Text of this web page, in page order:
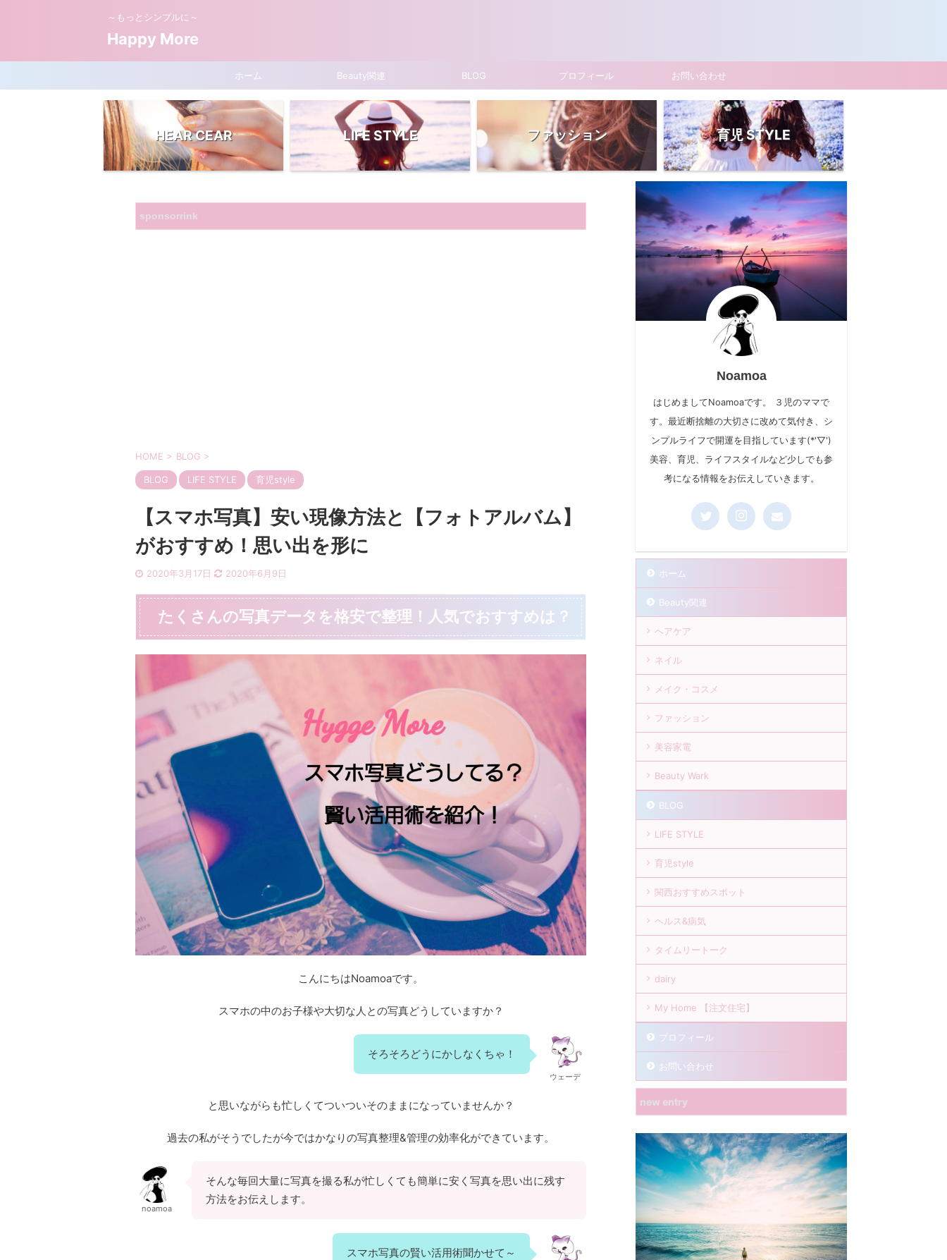
～もっとシンプルに～
Happy More
ホーム Beauty関連 BLOG プロフィール お問い合わせ
HEAR CEAR LIFE STYLE ファッション 育児 STYLE
sponsorrink
HOME > BLOG >
BLOG LIFE STYLE 育児style
【スマホ写真】安い現像方法と【フォトアルバム】
がおすすめ！思い出を形に
2020年3月17日 2020年6月9日
たくさんの写真データを格安で整理！人気でおすすめは？
こんにちはNoamoaです。
スマホの中のお子様や大切な人との写真どうしていますか？
そろそろどうにかしなくちゃ！
ウェーデ
と思いながらも忙しくてついついそのままになっていませんか？
過去の私がそうでしたが今ではかなりの写真整理&管理の効率化ができています。
noamoa
そんな毎回大量に写真を撮る私が忙しくても簡単に安く写真を思い出に残す
方法をお伝えします。
スマホ写真の賢い活用術聞かせて～
Noamoa
はじめましてNoamoaです。 ３児のママで
す。最近断捨離の大切さに改めて気付き、シ
ンプルライフで開運を目指しています(*'▽')
美容、育児、ライフスタイルなど少しでも参
考になる情報をお伝えしていきます。
ホーム
Beauty関連
ヘアケア
ネイル
メイク・コスメ
ファッション
美容家電
Beauty Wark
BLOG
LIFE STYLE
育児style
関西おすすめスポット
ヘルス&病気
タイムリートーク
dairy
My Home 【注文住宅】
プロフィール
お問い合わせ
new entry